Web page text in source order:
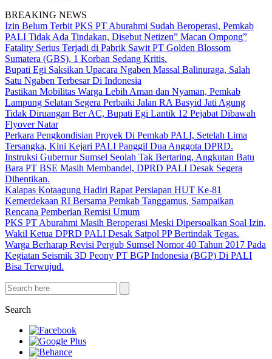
BREAKING NEWS
Izin Belum Terbit PKS PT Aburahmi Sudah Beroperasi, Pemkab
PALI Tidak Ada Tindakan, Disebut Netizen” Macan Ompong”
Fatality Serius Terjadi di Pabrik Sawit PT Golden Blossom
Sumatera (GBS), 1 Korban Sedang Kritis.
Bupati Egi Saksikan Upacara Ngaben Massal Balinuraga, Salah
Satu Ngaben Terbesar Di Indonesia
Pastikan Mobilitas Warga Lebih Aman dan Nyaman, Pemkab
Lampung Selatan Segera Perbaiki Jalan RA Basyid Jati Agung
Tidak Diruangan Ber AC, Bupati Egi Lantik 12 Pejabat Dibawah
Flyover Natar
Perkara Pengkondisian Proyek Di Pemkab PALI, Setelah Lima
Tersangka, Kini Kejari PALI Panggil Dua Anggota DPRD.
Instruksi Gubernur Sumsel Seolah Tak Bertaring, Angkutan Batu
Bara PT BSE Masih Membandel, DPRD PALI Desak Segera
Dihentikan.
Kalapas Kotaagung Hadiri Rapat Persiapan HUT Ke-81
Kemerdekaan RI Bersama Pemkab Tanggamus, Sampaikan
Rencana Pemberian Remisi Umum
PKS PT Aburahmi Masih Beroperasi Meski Dipersoalkan Soal Izin,
Wakil Ketua DPRD PALI Desak Satpol PP Bertindak Tegas.
Warga Berharap Revisi Pergub Sumsel Nomor 40 Tahun 2017 Pada
Kegiatan Seismik 3D Peony PT BGP Indonesia (BGP) Di PALI
Bisa Terwujud.
Search